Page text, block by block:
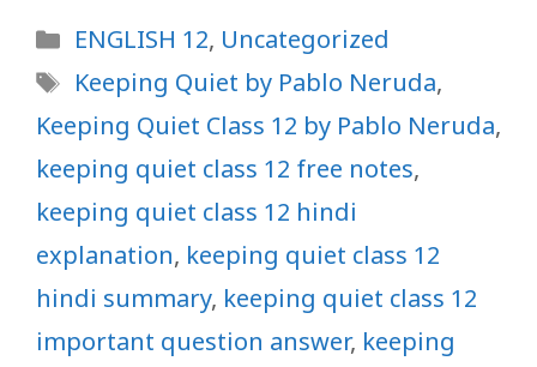
Categories
ENGLISH 12, Uncategorized
Tags
Keeping Quiet by Pablo Neruda,
Keeping Quiet Class 12 by Pablo Neruda,
keeping quiet class 12 free notes,
keeping quiet class 12 hindi
explanation, keeping quiet class 12
hindi summary, keeping quiet class 12
important question answer, keeping